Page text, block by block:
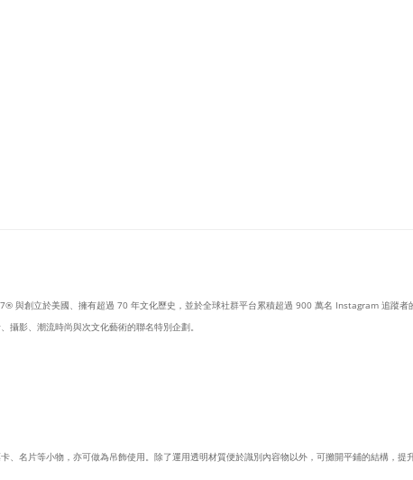
與創立於美國、擁有超過 70 年文化歷史，並於全球社群平台累積超過 900 萬名 Instagram 追
攝影、潮流時尚與次文化藝術的聯名特別企劃。
、名片等小物，亦可做為吊飾使用。除了運用透明材質便於識別內容物以外，可攤開平鋪的結構，提